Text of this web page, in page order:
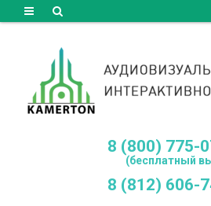
8 (800) 775-
(бесплатный
8 (812) 606-